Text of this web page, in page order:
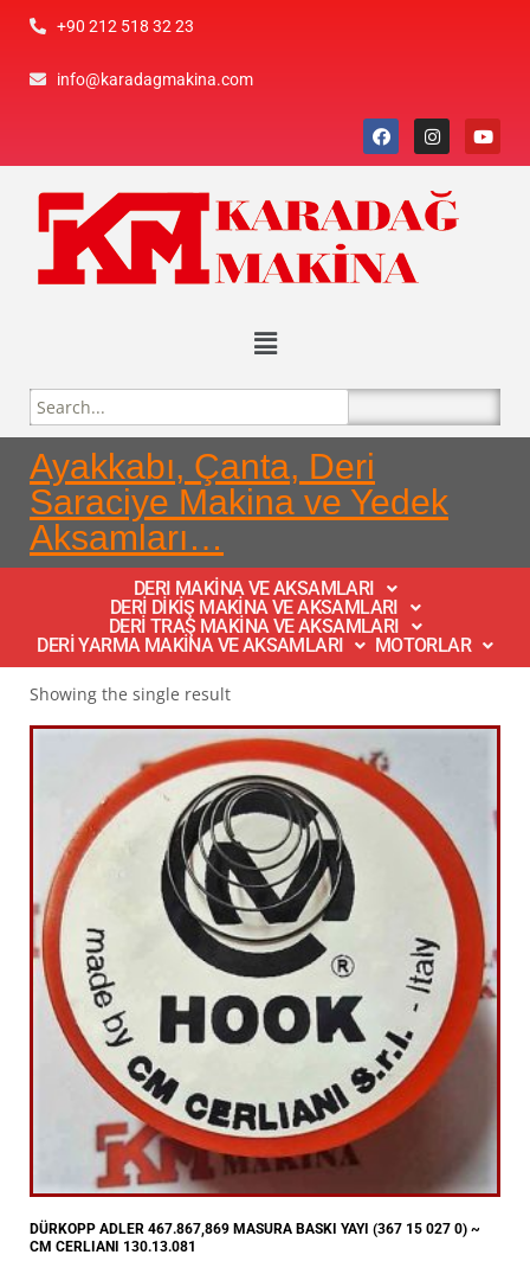
+90 212 518 32 23
info@karadagmakina.com
Ayakkabı, Çanta, Deri
Saraciye Makina ve Yedek
Aksamları…
DERI MAKİNA VE AKSAMLARI
DERİ DİKİŞ MAKİNA VE AKSAMLARI
DERİ TRAŞ MAKİNA VE AKSAMLARI
DERİ YARMA MAKİNA VE AKSAMLARI
MOTORLAR
Showing the single result
DÜRKOPP ADLER 467.867,869 MASURA BASKI YAYI (367 15 027 0) ~
CM CERLIANI 130.13.081